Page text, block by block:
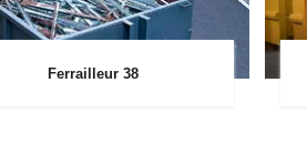
Ferrailleur 38